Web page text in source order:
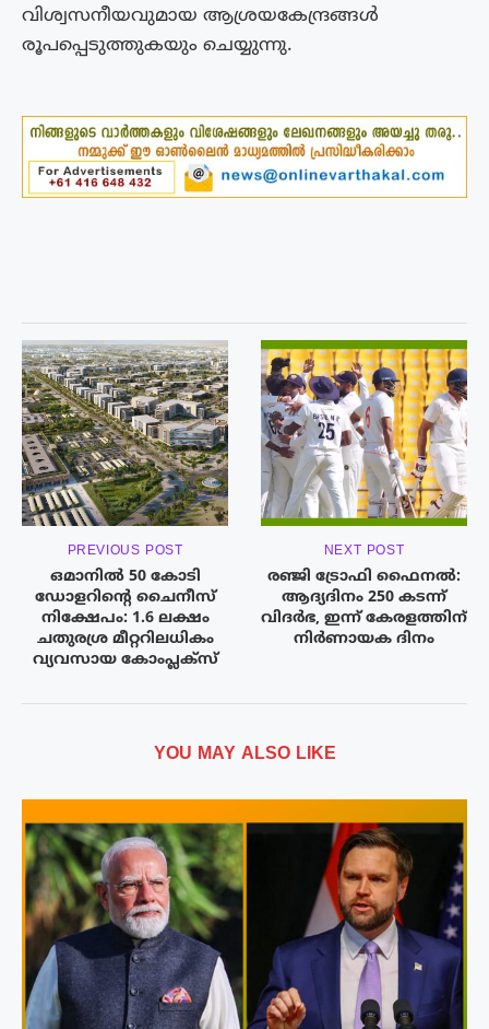
വിശ്വസനീയവുമായ ആശ്രയകേന്ദ്രങ്ങൾ
രൂപപ്പെടുത്തുകയും ചെയ്യുന്നു.
PREVIOUS POST
ഒമാനില്‍ 50 കോടി
ഡോളറിന്റെ ചൈനീസ്
നിക്ഷേപം: 1.6 ലക്ഷം
ചതുരശ്ര മീറ്ററിലധികം
വ്യവസായ കോംപ്ലക്‌സ്
NEXT POST
രഞ്ജി ട്രോഫി ഫൈനൽ:
ആദ്യദിനം 250 കടന്ന്
വിദര്‍ഭ, ഇന്ന് കേരളത്തിന്
നിർണായക ദിനം
YOU MAY ALSO LIKE